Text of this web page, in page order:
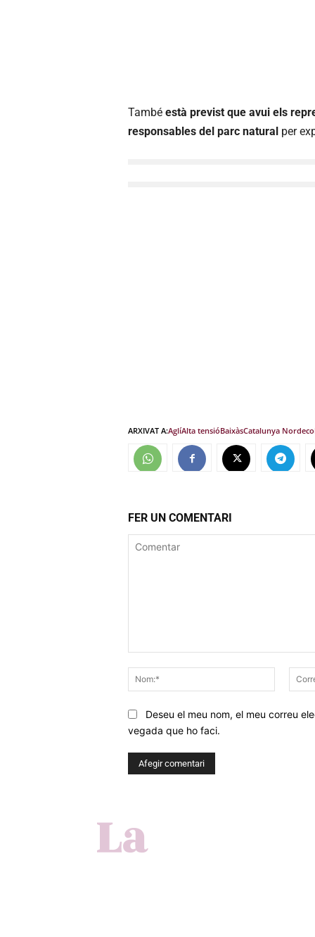
També està previst que avui els
responsables del parc natural per
ARXIVAT A:AglíAlta tensióBaixàsCatalunya Nord
FER UN COMENTARI
Nom:*
Deseu el meu nom, el meu correu
vegada que ho faci.